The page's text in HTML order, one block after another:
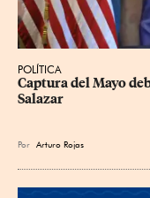
POLÍTICA
Captura del Mayo
Salazar
Por Arturo Rojas